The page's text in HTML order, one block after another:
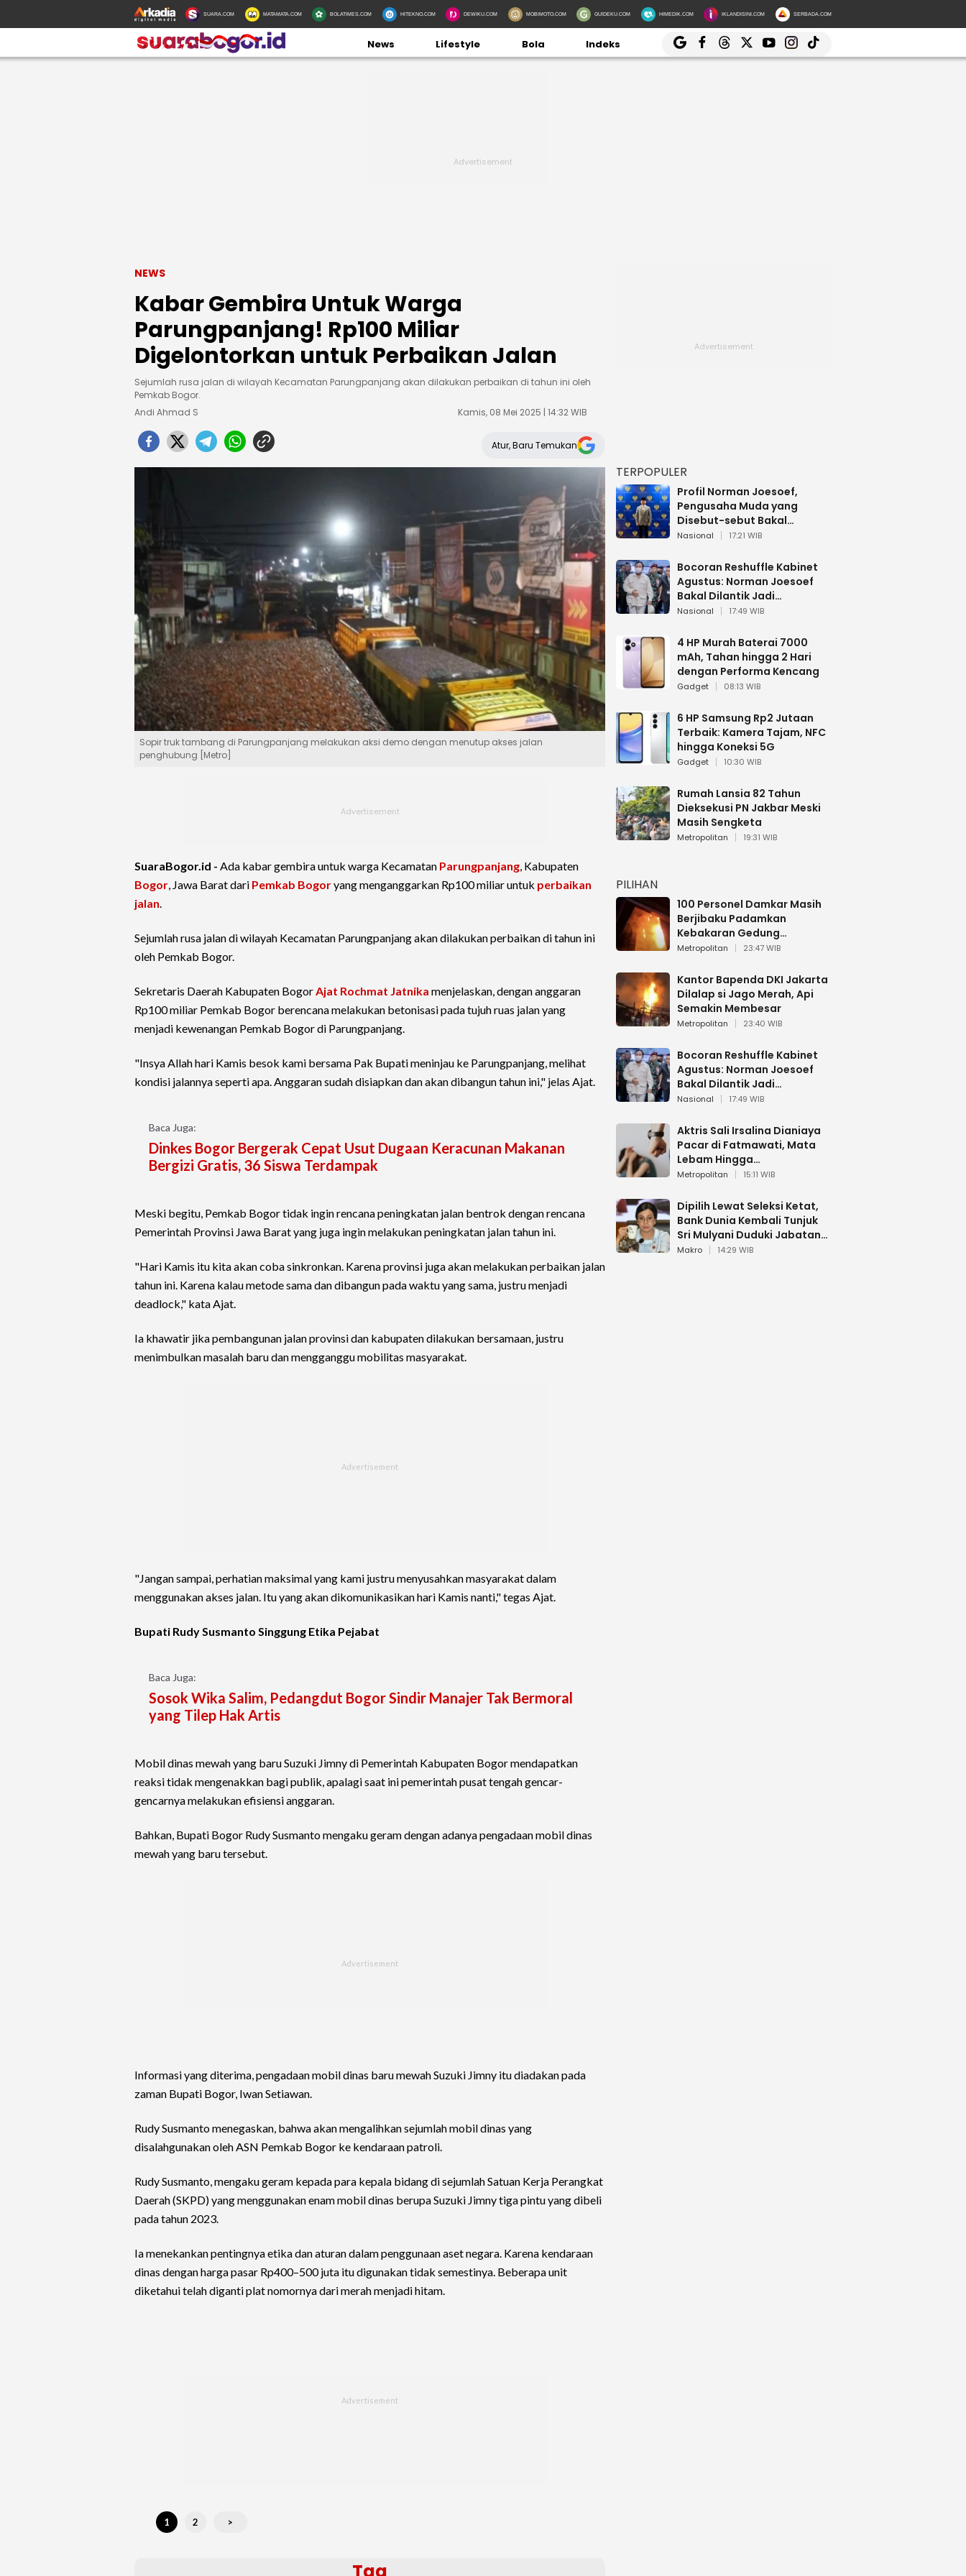
SUARA.COM MATAMATA.COM BOLATIMES.COM HITEKNO.COM DEWIKU.COM MOBIMOTO.COM GUIDEKU.COM HIMEDIK.COM IKLANDISINI.COM SERBADA.COM
News Lifestyle Bola Indeks
NEWS
Kabar Gembira Untuk Warga
Parungpanjang! Rp100 Miliar
Digelontorkan untuk Perbaikan Jalan
Sejumlah rusa jalan di wilayah Kecamatan Parungpanjang akan dilakukan perbaikan di tahun ini oleh
Pemkab Bogor.
Andi Ahmad S
Kamis, 08 Mei 2025 | 14:32 WIB
Atur, Baru Temukan
Sopir truk tambang di Parungpanjang melakukan aksi demo dengan menutup akses jalan
penghubung [Metro]
SuaraBogor.id - Ada kabar gembira untuk warga Kecamatan Parungpanjang, Kabupaten
Bogor, Jawa Barat dari Pemkab Bogoryang menganggarkan Rp100 miliar untuk perbaikan
jalan.
Sejumlah rusa jalan di wilayah Kecamatan Parungpanjang akan dilakukan perbaikan di tahun ini
oleh Pemkab Bogor.
Sekretaris Daerah Kabupaten BogorAjat Rochmat Jatnika menjelaskan, dengan anggaran
Rp100 miliar Pemkab Bogor berencana melakukan betonisasi pada tujuh ruas jalan yang
menjadi kewenangan Pemkab Bogor di Parungpanjang.
"Insya Allah hari Kamis besok kami bersama Pak Bupati meninjau ke Parungpanjang, melihat
kondisi jalannya seperti apa. Anggaran sudah disiapkan dan akan dibangun tahun ini," jelas Ajat.
Baca Juga:
Dinkes Bogor Bergerak Cepat Usut Dugaan Keracunan Makanan
Bergizi Gratis, 36 Siswa Terdampak
Meski begitu, Pemkab Bogor tidak ingin rencana peningkatan jalan bentrok dengan rencana
Pemerintah Provinsi Jawa Barat yang juga ingin melakukan peningkatan jalan tahun ini.
"Hari Kamis itu kita akan coba sinkronkan. Karena provinsi juga akan melakukan perbaikan jalan
tahun ini. Karena kalau metode sama dan dibangun pada waktu yang sama, justru menjadi
deadlock," kata Ajat.
Ia khawatir jika pembangunan jalan provinsi dan kabupaten dilakukan bersamaan, justru
menimbulkan masalah baru dan mengganggu mobilitas masyarakat.
"Jangan sampai, perhatian maksimal yang kami justru menyusahkan masyarakat dalam
menggunakan akses jalan. Itu yang akan dikomunikasikan hari Kamis nanti," tegas Ajat.
Bupati Rudy Susmanto Singgung Etika Pejabat
Baca Juga:
Sosok Wika Salim, Pedangdut Bogor Sindir Manajer Tak Bermoral
yang Tilep Hak Artis
Mobil dinas mewah yang baru Suzuki Jimny di Pemerintah Kabupaten Bogor mendapatkan
reaksi tidak mengenakkan bagi publik, apalagi saat ini pemerintah pusat tengah gencar-
gencarnya melakukan efisiensi anggaran.
Bahkan, Bupati Bogor Rudy Susmanto mengaku geram dengan adanya pengadaan mobil dinas
mewah yang baru tersebut.
Informasi yang diterima, pengadaan mobil dinas baru mewah Suzuki Jimny itu diadakan pada
zaman Bupati Bogor, Iwan Setiawan.
Rudy Susmanto menegaskan, bahwa akan mengalihkan sejumlah mobil dinas yang
disalahgunakan oleh ASN Pemkab Bogor ke kendaraan patroli.
Rudy Susmanto, mengaku geram kepada para kepala bidang di sejumlah Satuan Kerja Perangkat
Daerah (SKPD) yang menggunakan enam mobil dinas berupa Suzuki Jimny tiga pintu yang dibeli
pada tahun 2023.
Ia menekankan pentingnya etika dan aturan dalam penggunaan aset negara. Karena kendaraan
dinas dengan harga pasar Rp400–500 juta itu digunakan tidak semestinya. Beberapa unit
diketahui telah diganti plat nomornya dari merah menjadi hitam.
1 2 >
TERPOPULER
Profil Norman Joesoef,
Pengusaha Muda yang
Disebut-sebut Bakal
Dilantik Jadi Wamenhan RI
Nasional 17:21 WIB
Bocoran Reshuffle Kabinet
Agustus: Norman Joesoef
Bakal Dilantik Jadi
Wamenhan RI
Nasional 17:49 WIB
4 HP Murah Baterai 7000
mAh, Tahan hingga 2 Hari
dengan Performa Kencang
Gadget 08:13 WIB
6 HP Samsung Rp2 Jutaan
Terbaik: Kamera Tajam, NFC
hingga Koneksi 5G
Gadget 10:30 WIB
Rumah Lansia 82 Tahun
Dieksekusi PN Jakbar Meski
Masih Sengketa
Metropolitan 19:31 WIB
PILIHAN
100 Personel Damkar Masih
Berjibaku Padamkan
Kebakaran Gedung
Bapenda DKI
Metropolitan 23:47 WIB
Kantor Bapenda DKI Jakarta
Dilalap si Jago Merah, Api
Semakin Membesar
Metropolitan 23:40 WIB
Bocoran Reshuffle Kabinet
Agustus: Norman Joesoef
Bakal Dilantik Jadi
Wamenhan RI
Nasional 17:49 WIB
Aktris Sali Irsalina Dianiaya
Pacar di Fatmawati, Mata
Lebam Hingga
Diselamatkan Polantas
Metropolitan 15:11 WIB
Dipilih Lewat Seleksi Ketat,
Bank Dunia Kembali Tunjuk
Sri Mulyani Duduki Jabatan
Strategis
Makro 14:29 WIB